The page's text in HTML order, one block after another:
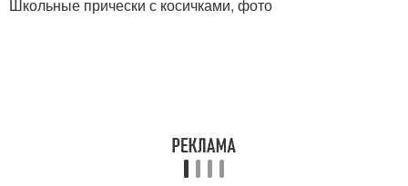
Школьные прически с косичками, фото